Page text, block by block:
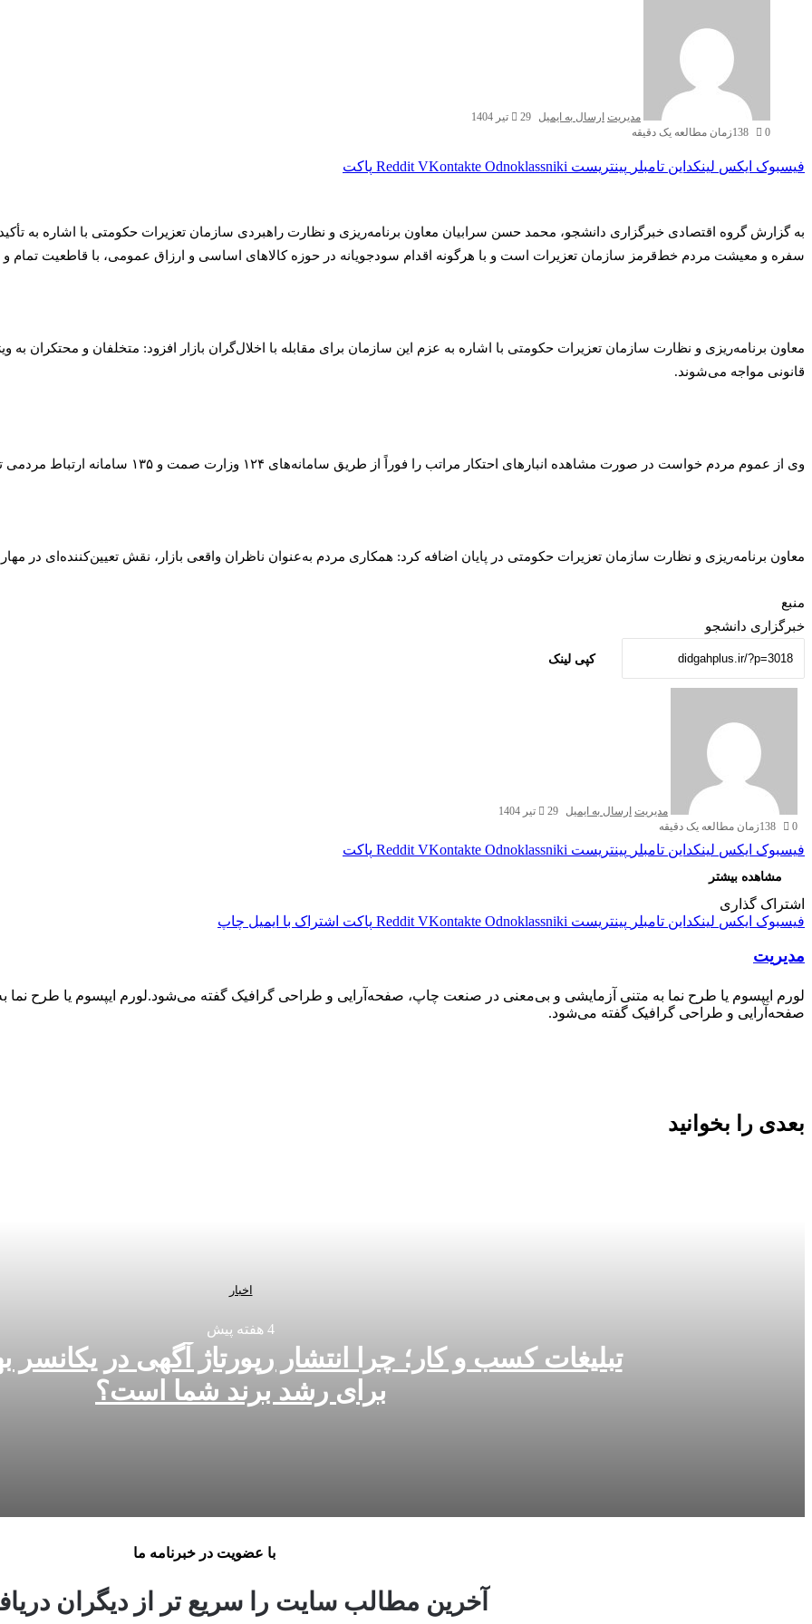
مدیریت ارسال به ایمیل
29 تیر 1404
0
138زمان مطالعه یک دقیقه
فیسبوک ایکس لینکداین تامبلر پینتریست Reddit VKontakte Odnoklassniki پاکت
به گزارش گروه اقتصادی خبرگزاری دانشجو، محمد حسن سرابیان معاون برنامه‌ریزی و نظارت راهبردی سازمان تعزیرات حکومتی با اشاره به
سفره و معیشت مردم خط‌قرمز سازمان تعزیرات است و با هرگونه اقدام سودجویانه در حوزه کالا‌های اساسی و ارزاق عمومی، با قاطعیت تمام
معاون برنامه‌ریزی و نظارت سازمان تعزیرات حکومتی با اشاره به عزم این سازمان برای مقابله با اخلال‌گران بازار افزود: متخلفان و محتکران
قانونی مواجه می‌شوند.
وی از عموم مردم خواست در صورت مشاهده انبار‌های احتکار مراتب را فوراً از طریق سامانه‌های ۱۲۴ وزارت صمت و ۱۳۵ سامانه ارتباط مردمی تعزیرات گزارش دهند.
معاون برنامه‌ریزی و نظارت سازمان تعزیرات حکومتی در پایان اضافه کرد: همکاری مردم به‌عنوان ناظران واقعی بازار، نقش تعیین‌کننده‌ای در
منبع
خبرگزاری دانشجو
کپی لینک
مدیریت ارسال به ایمیل
29 تیر 1404
0
138زمان مطالعه یک دقیقه
فیسبوک ایکس لینکداین تامبلر پینتریست Reddit VKontakte Odnoklassniki پاکت
مشاهده بیشتر
اشتراک گذاری
فیسبوک ایکس لینکداین تامبلر پینتریست Reddit VKontakte Odnoklassniki پاکت اشتراک با ایمیل چاپ
مدیریت
لورم ایپسوم یا طرح‌ نما به متنی آزمایشی و بی‌معنی در صنعت چاپ، صفحه‌آرایی و طراحی گرافیک گفته می‌شود.لورم ایپسوم یا طرح‌
صفحه‌آرایی و طراحی گرافیک گفته می‌شود.
بعدی را بخوانید
اخبار
4 هفته پیش
تبلیغات کسب و کار؛ چرا انتشار رپورتاژ آگهی در یکانسر
برای رشد برند شما است؟
چگونه با سرمایه کم سرمایه‌گذاری را شروع کنیم؟ راهنمای مبتدی‌ها
با عضویت در خبرنامه ما
آخرین مطالب سایت را سریع تر از دیگران